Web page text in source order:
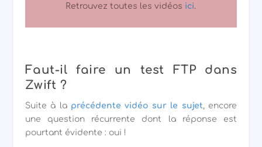
Retrouvez toutes les vidéos ici.
Faut-il faire un test FTP dans
Zwift ?
Suite à la précédente vidéo sur le sujet, encore
une question récurrente dont la réponse est
pourtant évidente : oui !